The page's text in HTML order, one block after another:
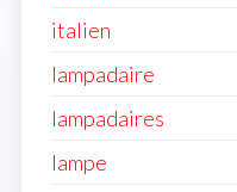
italien
lampadaire
lampadaires
lampe